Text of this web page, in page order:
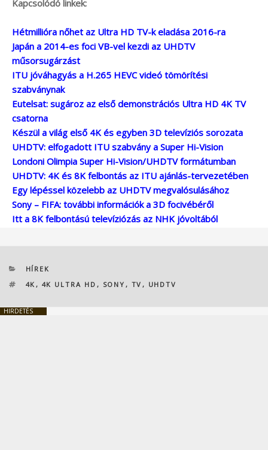
Kapcsolódó linkek:
Hétmillióra nőhet az Ultra HD TV-k eladása 2016-ra
Japán a 2014-es foci VB-vel kezdi az UHDTV
műsorsugárzást
ITU jóváhagyás a H.265 HEVC videó tömörítési
szabványnak
Eutelsat: sugároz az első demonstrációs Ultra HD 4K TV
csatorna
Készül a világ első 4K és egyben 3D televíziós sorozata
UHDTV: elfogadott ITU szabvány a Super Hi-Vision
Londoni Olimpia Super Hi-Vision/UHDTV formátumban
UHDTV: 4K és 8K felbontás az ITU ajánlás-tervezetében
Egy lépéssel közelebb az UHDTV megvalósulásához
Sony – FIFA: további információk a 3D focivébéről
Itt a 8K felbontású televíziózás az NHK jóvoltából
KATEGÓRIÁK
HÍREK
CÍMKÉK
4K , 4K ULTRA HD , SONY , TV , UHDTV
HIRDETÉS